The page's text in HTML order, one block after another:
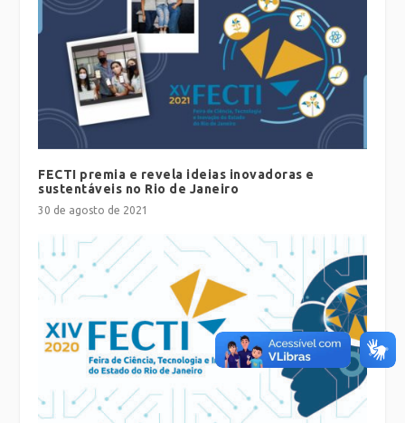
FECTI premia e revela ideias inovadoras e
sustentáveis no Rio de Janeiro
30 de agosto de 2021